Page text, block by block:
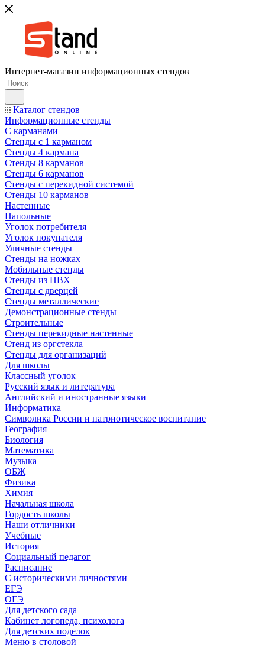
Интернет-магазин информационных стендов
Каталог стендов
Информационные стенды
С карманами
Стенды с 1 карманом
Стенды 4 кармана
Стенды 8 карманов
Стенды 6 карманов
Стенды с перекидной системой
Стенды 10 карманов
Настенные
Напольные
Уголок потребителя
Уголок покупателя
Уличные стенды
Стенды на ножках
Мобильные стенды
Стенды из ПВХ
Стенды с дверцей
Стенды металлические
Демонстрационные стенды
Строительные
Стенды перекидные настенные
Стенд из оргстекла
Стенды для организаций
Для школы
Классный уголок
Русский язык и литература
Английский и иностранные языки
Информатика
Символика России и патриотическое воспитание
География
Биология
Математика
Музыка
ОБЖ
Физика
Химия
Начальная школа
Гордость школы
Наши отличники
Учебные
История
Социальный педагог
Расписание
С историческими личностями
ЕГЭ
ОГЭ
Для детского сада
Кабинет логопеда, психолога
Для детских поделок
Меню в столовой